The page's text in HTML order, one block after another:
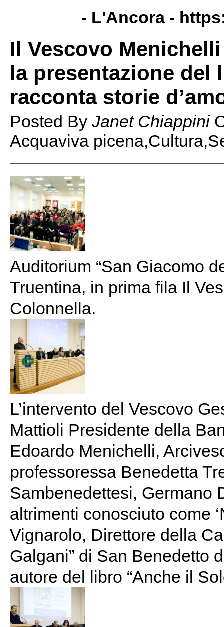
- L'Ancora -
Il Vescovo
la presentazione del
racconta storie
Posted By Janet Chiappini
Acquaviva
Auditorium “San Giacomo
Truentina, in prima fila Il
Colonnella.
L’intervento del Vescovo
Mattioli Presidente della
Edoardo Menichelli,
professoressa Benedetta
Sambenedettesi, Germano
altrimenti conosciuto come
Vignarolo, Direttore della
Galgani” di San Benedetto
autore del libro “Anche il